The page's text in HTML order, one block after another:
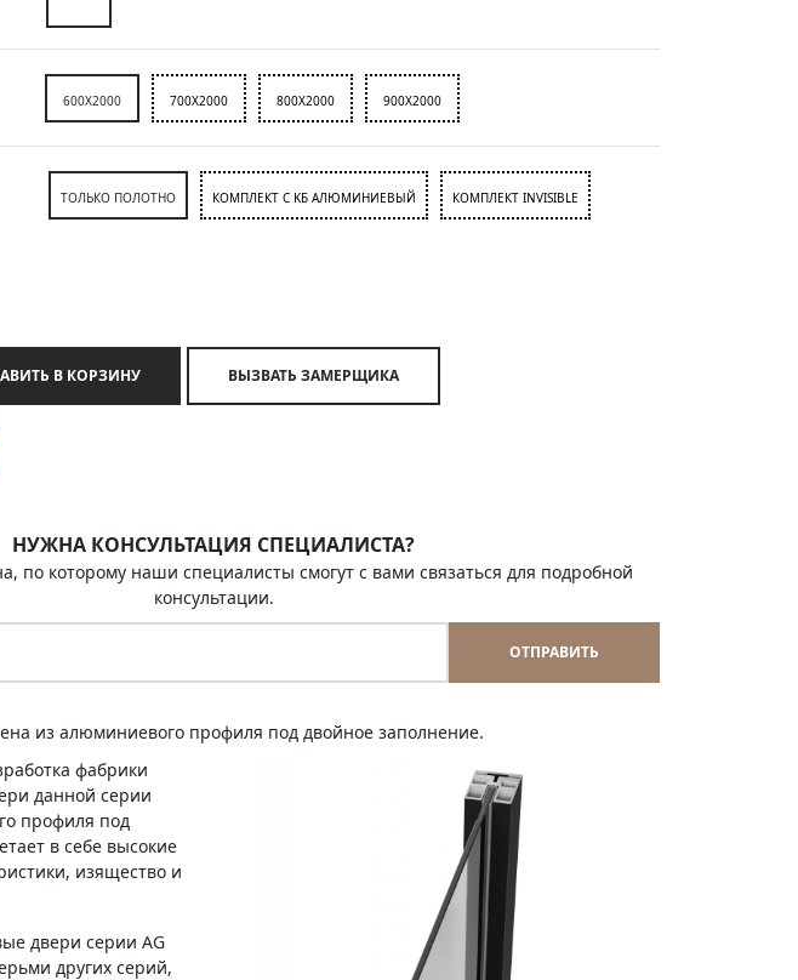
600X2000 700X2000 800X2000 900X2000
ТОЛЬКО ПОЛОТНО КОМПЛЕКТ C KБ АЛЮМИНИЕВЫЙ КОМПЛЕКТ INVISIBLE
ДОБАВИТЬ В КОРЗИНУ ВЫЗВАТЬ ЗАМЕРЩИКА
НУЖНА КОНСУЛЬТАЦИЯ СПЕЦИАЛИСТА?
по которому наши специалисты смогут с вами связаться для подробной
консультации.
ОТПРАВИТЬ
из алюминиевого профиля под двойное заполнение.
фабрики
данной серии
профиля под
в себе высокие
изящество и
двери серии AG
других серий,